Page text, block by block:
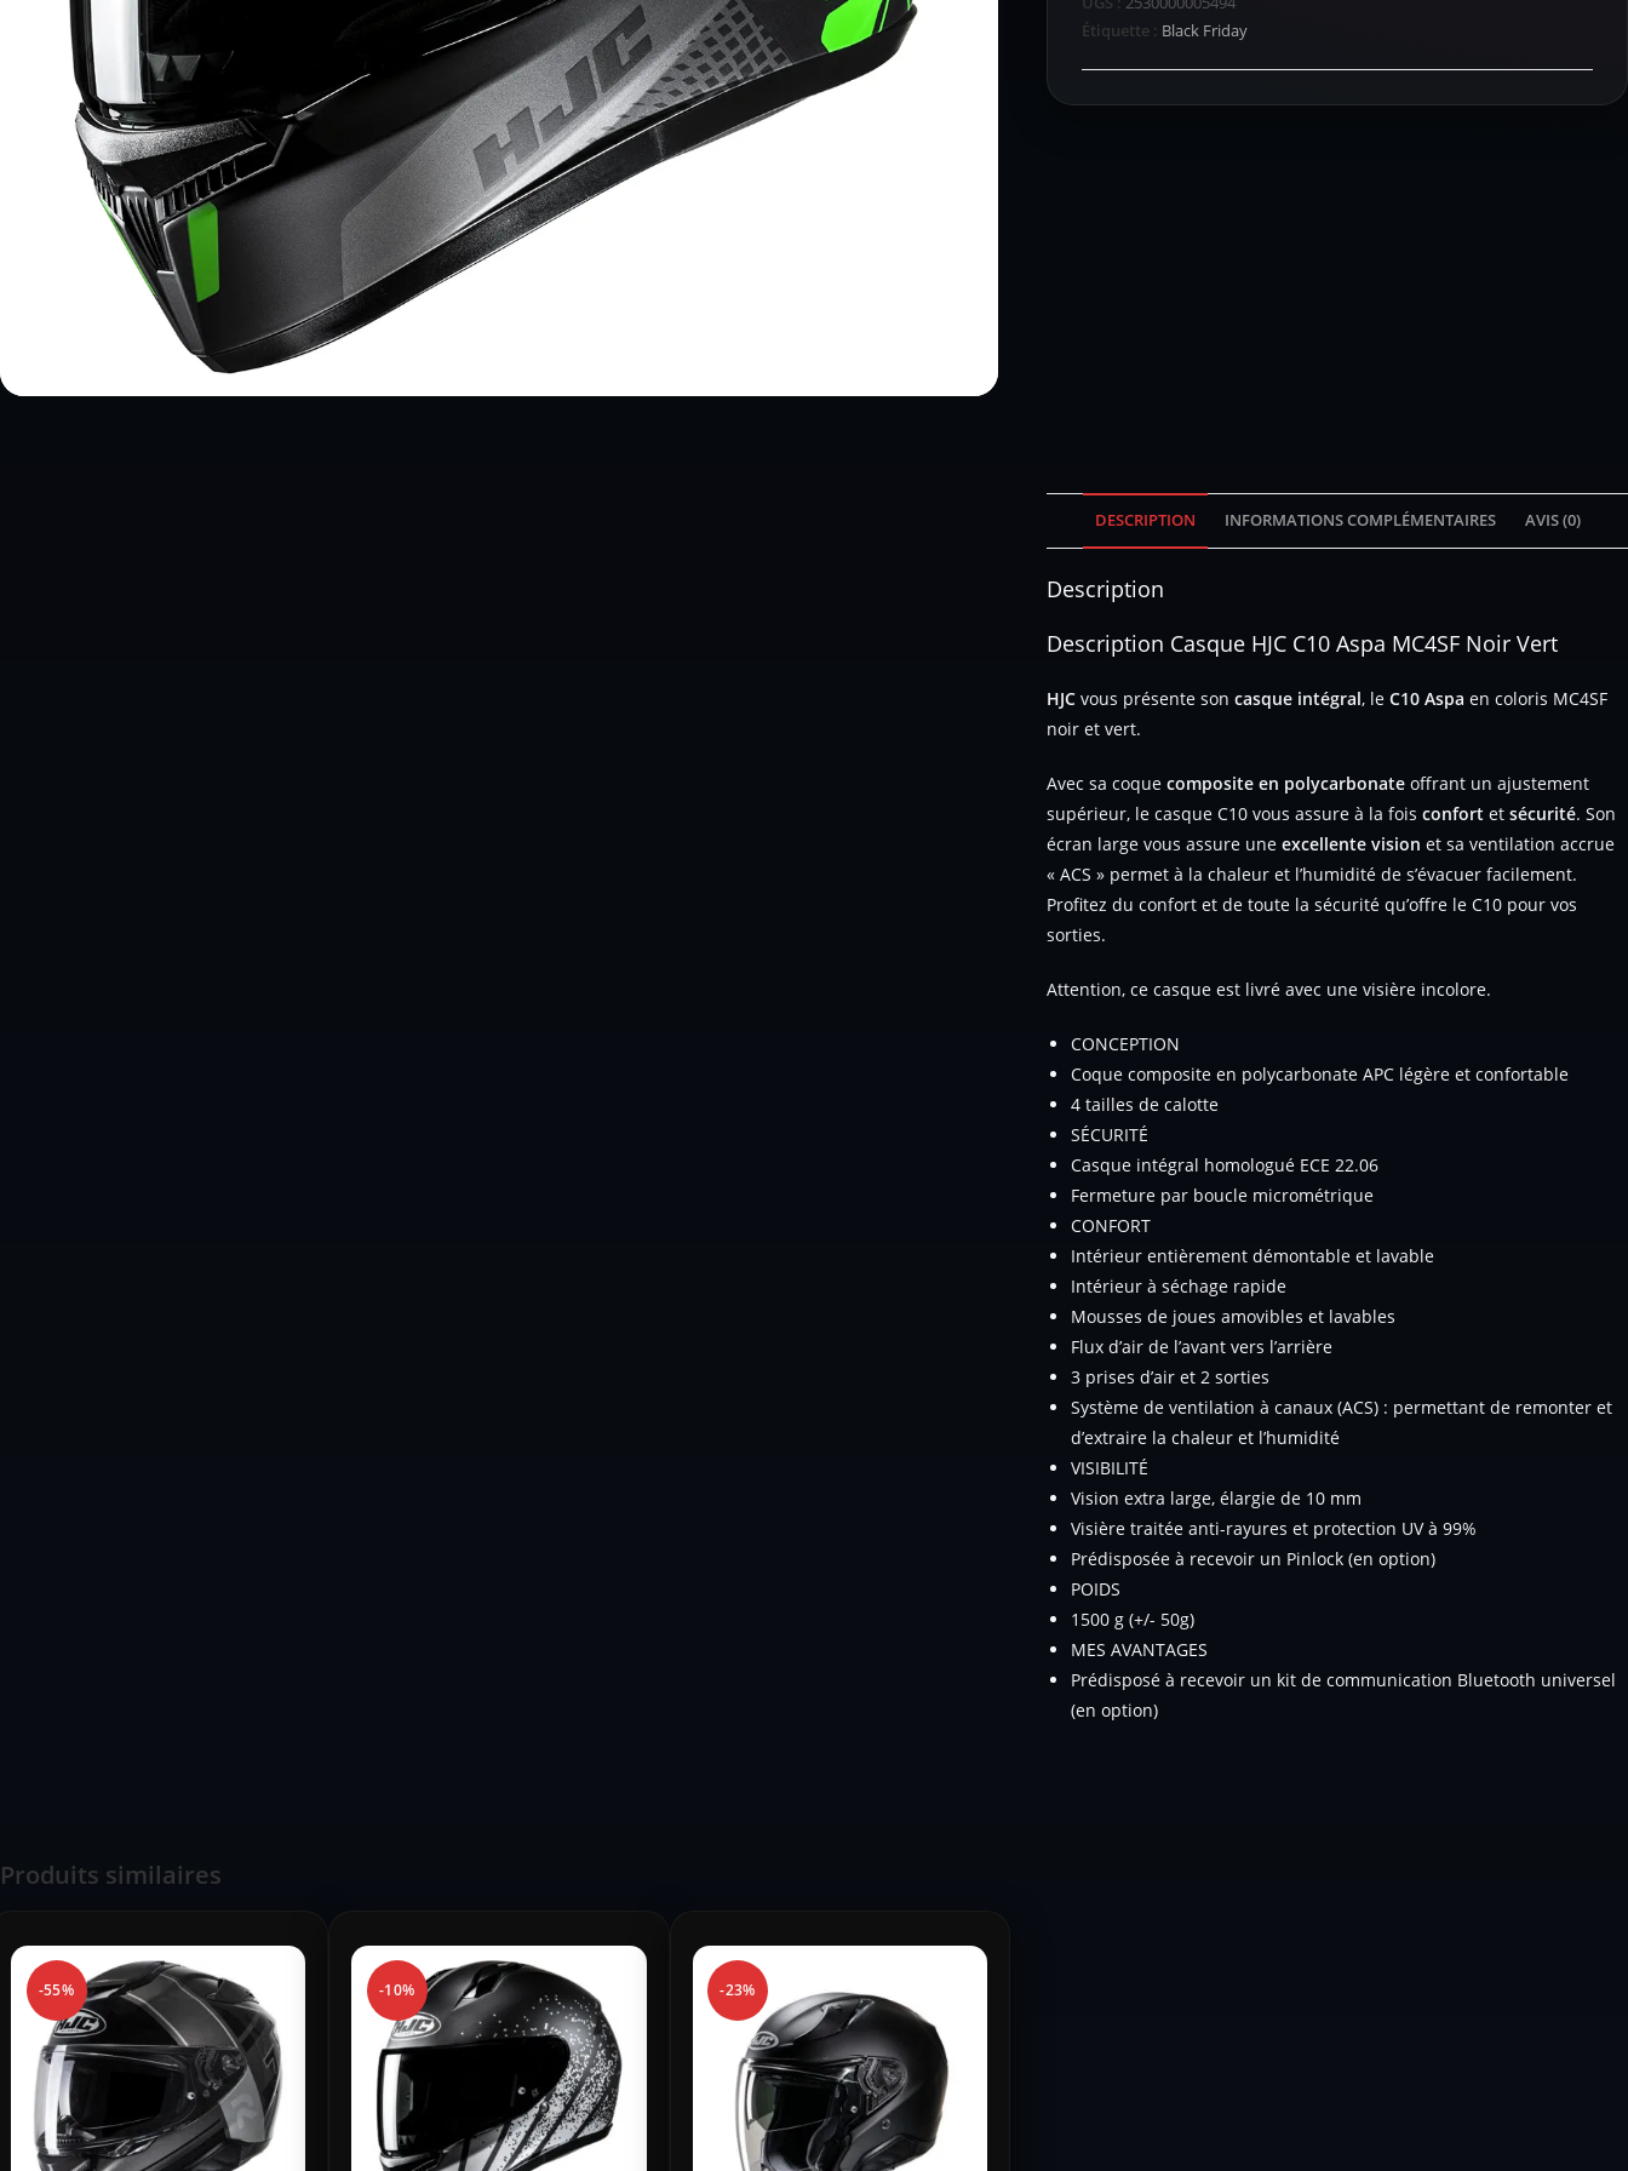
Étiquette : Black Friday
DESCRIPTION INFORMATIONS COMPLÉMENTAIRES AVIS (0)
Description
Description Casque HJC C10 Aspa MC4SF Noir Vert
HJC vous présente son casque intégral, le C10 Aspa en coloris MC4SF
noir et vert.
Avec sa coque composite en polycarbonate offrant un ajustement
supérieur, le casque C10 vous assure à la fois confort et sécurité. Son
écran large vous assure une excellente vision et sa ventilation accrue
« ACS » permet à la chaleur et l’humidité de s’évacuer facilement.
Profitez du confort et de toute la sécurité qu’offre le C10 pour vos
sorties.
Attention, ce casque est livré avec une visière incolore.
CONCEPTION
Coque composite en polycarbonate APC légère et confortable
4 tailles de calotte
SÉCURITÉ
Casque intégral homologué ECE 22.06
Fermeture par boucle micrométrique
CONFORT
Intérieur entièrement démontable et lavable
Intérieur à séchage rapide
Mousses de joues amovibles et lavables
Flux d’air de l’avant vers l’arrière
3 prises d’air et 2 sorties
Système de ventilation à canaux (ACS) : permettant de remonter et
d’extraire la chaleur et l’humidité
VISIBILITÉ
Vision extra large, élargie de 10 mm
Visière traitée anti-rayures et protection UV à 99%
Prédisposée à recevoir un Pinlock (en option)
POIDS
1500 g (+/- 50g)
MES AVANTAGES
Prédisposé à recevoir un kit de communication Bluetooth universel
(en option)
Produits similaires
-55% -10% -23%